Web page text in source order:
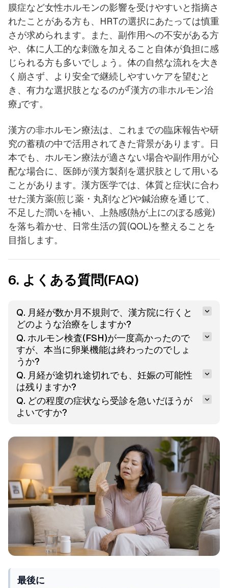
膜症など女性ホルモンの影響を受けやすいと指摘さ
れたことがある方も、HRTの選択にあたっては慎重
さが求められます。また、副作用への不安がある方
や、体に人工的な刺激を加えること自体が負担に感
じられる方も多いでしょう。体の自然な流れを大き
く崩さず、より安全で継続しやすいケアを望むと
き、有力な選択肢となるのが「漢方の非ホルモン治
療」です。
漢方の非ホルモン療法は、これまでの臨床報告や研
究の蓄積の中で活用されてきた背景があります。日
本でも、ホルモン療法が適さない場合や副作用が心
配な場合に、医師が漢方製剤を選択肢として用いる
ことがあります。漢方医学では、体質と症状に合わ
せた漢方薬(煎じ薬・丸剤など)や鍼治療を通じて、
不足した潤いを補い、上熱感(熱が上にのぼる感覚)
を落ち着かせ、日常生活の質(QOL)を整えることを
目指します。
6. よくある質問(FAQ)
Q. 月経が数か月不規則で、漢方院に行くと
どのような治療をしますか?
Q. ホルモン検査(FSH)が一度高かったので
すが、本当に卵巣機能は終わったのでしょ
うか?
Q. 月経が途切れ途切れでも、妊娠の可能性
は残りますか?
Q. どの程度の症状なら受診を急いだほうが
よいですか?
最後に